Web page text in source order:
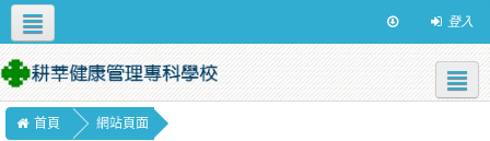
登入
正體中文 ‎(zh_tw)‎ 校園資源
首頁 網站頁面